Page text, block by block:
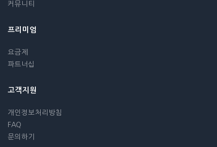
커뮤니티
프리미엄
요금제
파트너십
고객지원
개인정보처리방침
FAQ
문의하기